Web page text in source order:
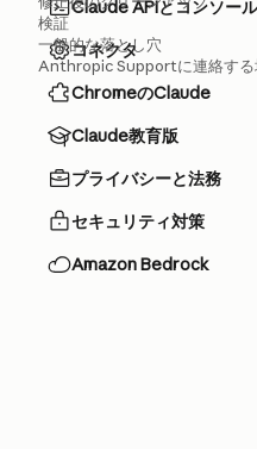
Claude APIとコンソール
コネクタ
ChromeのClaude
Claude教育版
プライバシーと法務
セキュリティ対策
Amazon Bedrock
検証
一般的な落とし穴
Anthropic Supportに連絡する